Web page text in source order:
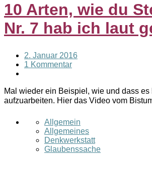
10 Arten, wie du
Nr. 7 hab ich laut
2. Januar 2016
1 Kommentar
Mal wieder ein Beispiel, wie und dass
aufzuarbeiten. Hier das Video vom
Allgemein
Allgemeines
Denkwerkstatt
Glaubenssache